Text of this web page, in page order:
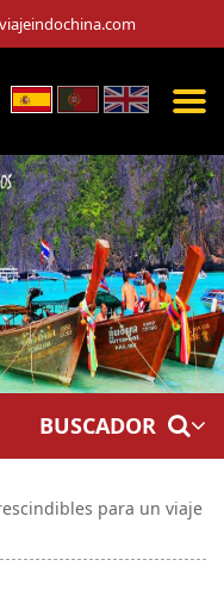
BUSCADOR
para un viaje